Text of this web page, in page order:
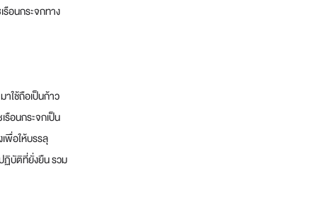
อนกระจกทาง
ใช้ถือเป็นก้าว
อนกระจกเป็น
พื่อให้บรรลุ
ฏิบัติที่ยั่งยืน รวม